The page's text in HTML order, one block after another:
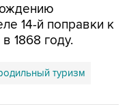
14-й поправки к
1868 году.
туризм